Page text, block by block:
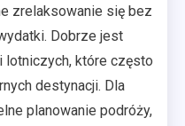
zrelaksowanie się bez
Dobrze jest
które często
destynacji. Dla
planowanie podróży,